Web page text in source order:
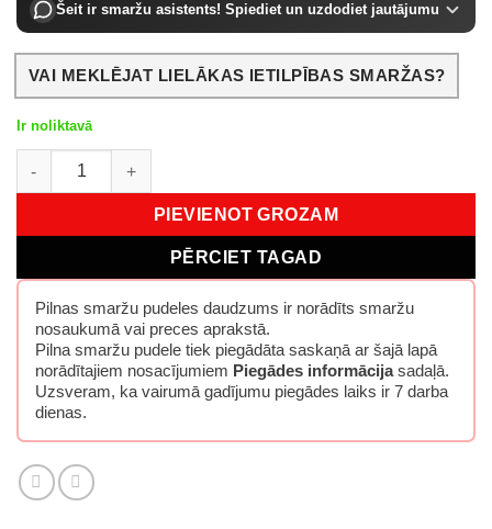
Šeit ir smaržu asistents! Spiediet un uzdodiet jautājumu
VAI MEKLĒJAT LIELĀKAS IETILPĪBAS SMARŽAS?
Ir noliktavā
French Avenue Grecia EDP 100 ml daudzums
PIEVIENOT GROZAM
PĒRCIET TAGAD
Pilnas smaržu pudeles daudzums ir norādīts smaržu
nosaukumā vai preces aprakstā.
Pilna smaržu pudele tiek piegādāta saskaņā ar šajā lapā
norādītajiem nosacījumiem Piegādes informācijasadaļā.
Uzsveram, ka vairumā gadījumu piegādes laiks ir 7 darba
dienas.